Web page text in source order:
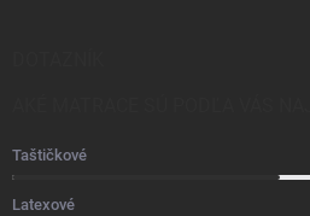
Taštičkové
Latexové